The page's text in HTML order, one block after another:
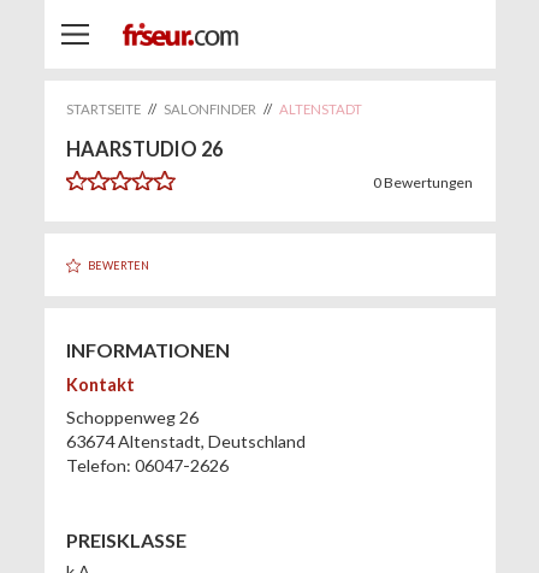
STARTSEITE // SALONFINDER // ALTENSTADT
HAARSTUDIO 26
0Bewertungen
BEWERTEN
INFORMATIONEN
Kontakt
Schoppenweg 26
63674Altenstadt, Deutschland
Telefon: 06047-2626
PREISKLASSE